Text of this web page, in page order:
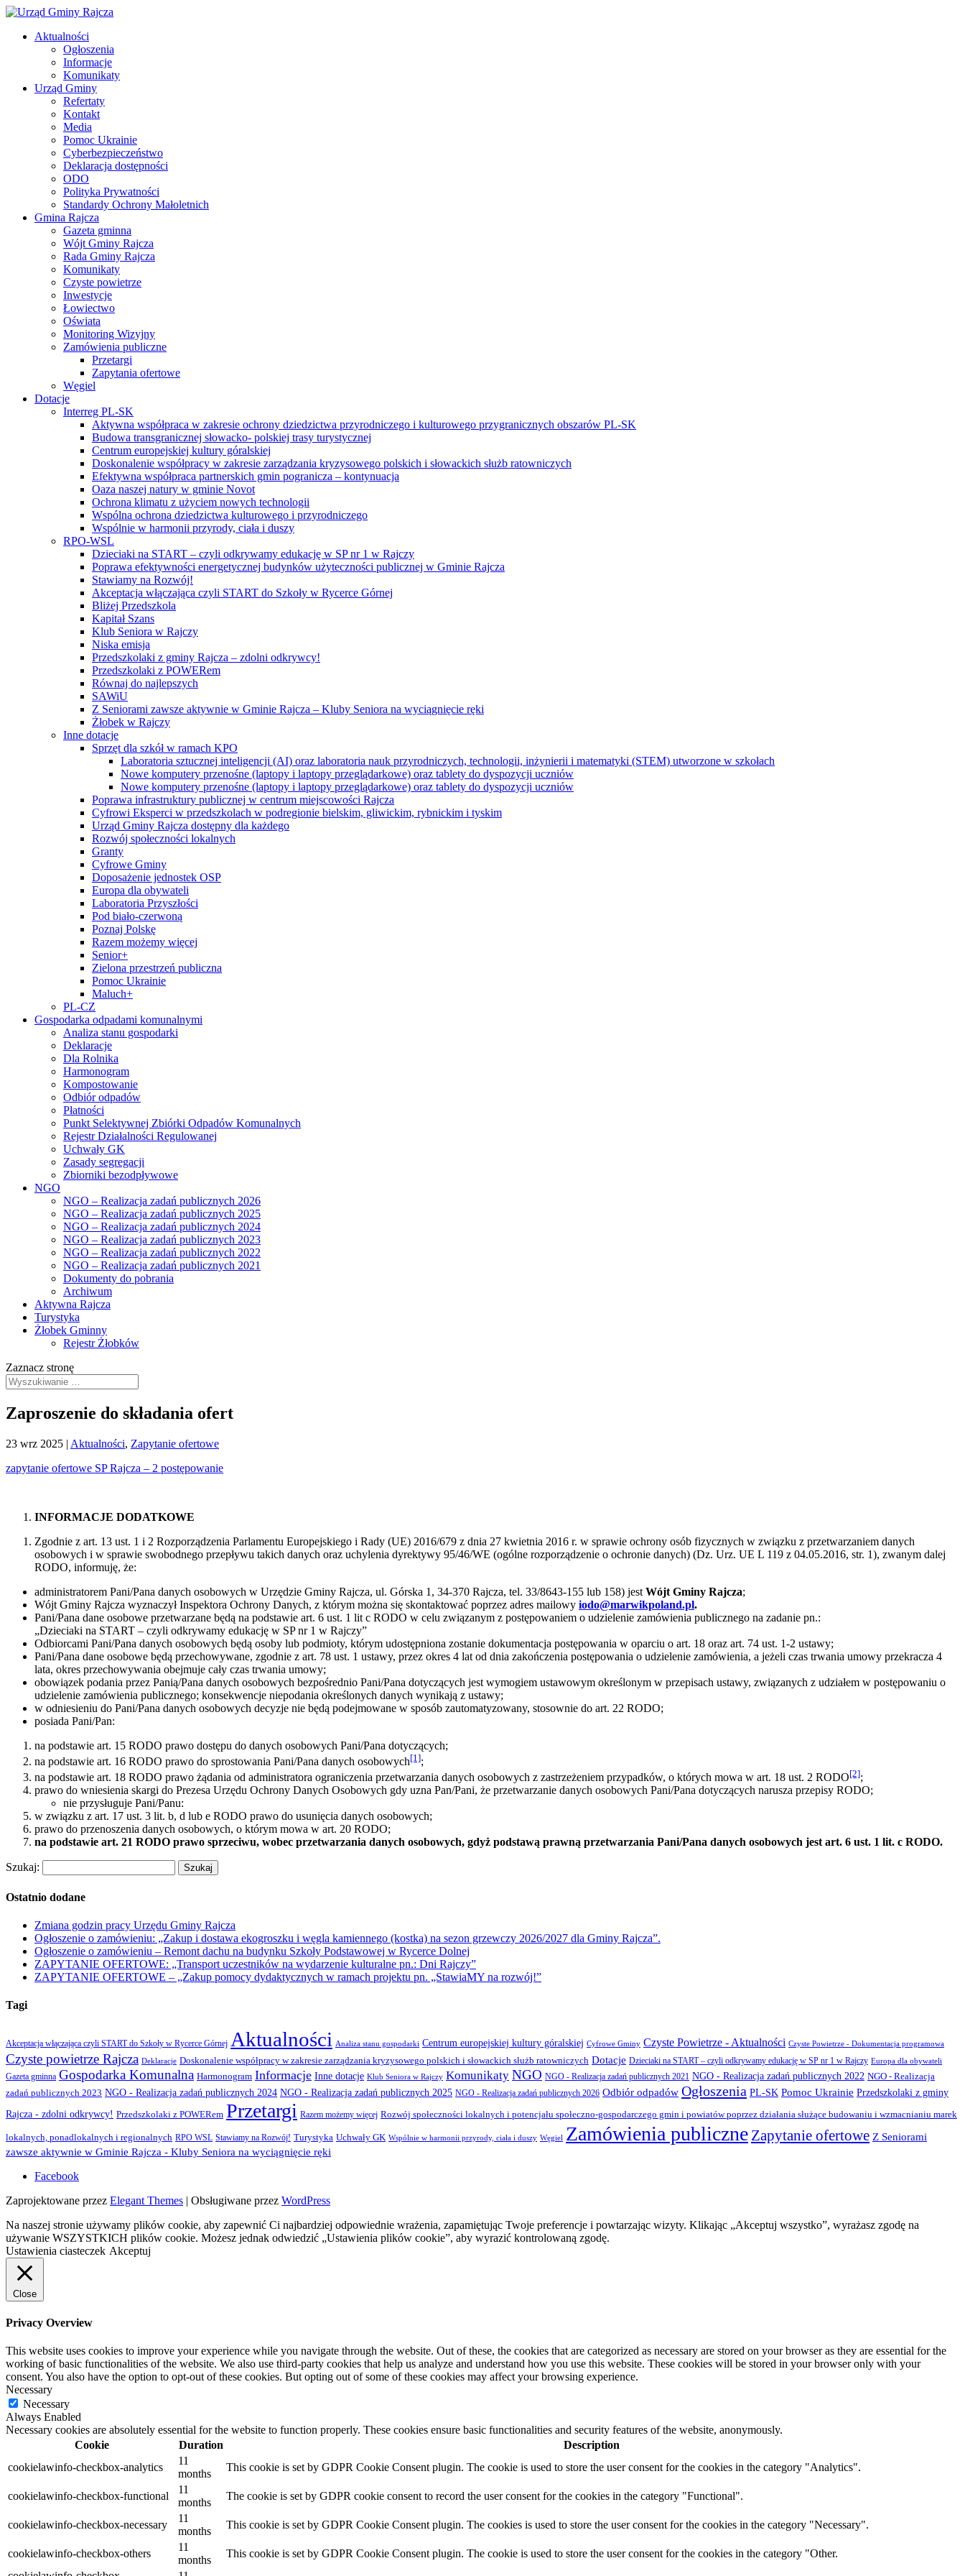
Aktualności
Ogłoszenia
Informacje
Komunikaty
Urząd Gminy
Refertaty
Kontakt
Media
Pomoc Ukrainie
Cyberbezpieczeństwo
Deklaracja dostępności
ODO
Polityka Prywatności
Standardy Ochrony Małoletnich
Gmina Rajcza
Gazeta gminna
Wójt Gminy Rajcza
Rada Gminy Rajcza
Komunikaty
Czyste powietrze
Inwestycje
Łowiectwo
Oświata
Monitoring Wizyjny
Zamówienia publiczne
Przetargi
Zapytania ofertowe
Węgiel
Dotacje
Interreg PL-SK
Aktywna współpraca w zakresie ochrony dziedzictwa przyrodniczego i kulturowego przygranicznych obszarów PL-SK
Budowa transgranicznej słowacko- polskiej trasy turystycznej
Centrum europejskiej kultury góralskiej
Doskonalenie współpracy w zakresie zarządzania kryzysowego polskich i słowackich służb ratowniczych
Efektywna współpraca partnerskich gmin pogranicza – kontynuacja
Oaza naszej natury w gminie Novot
Ochrona klimatu z użyciem nowych technologii
Wspólna ochrona dziedzictwa kulturowego i przyrodniczego
Wspólnie w harmonii przyrody, ciała i duszy
RPO-WSL
Dzieciaki na START – czyli odkrywamy edukację w SP nr 1 w Rajczy
Poprawa efektywności energetycznej budynków użyteczności publicznej w Gminie Rajcza
Stawiamy na Rozwój!
Akceptacja włączająca czyli START do Szkoły w Rycerce Górnej
Bliżej Przedszkola
Kapitał Szans
Klub Seniora w Rajczy
Niska emisja
Przedszkolaki z gminy Rajcza – zdolni odkrywcy!
Przedszkolaki z POWERem
Równaj do najlepszych
SAWiU
Z Seniorami zawsze aktywnie w Gminie Rajcza – Kluby Seniora na wyciągnięcie ręki
Żłobek w Rajczy
Inne dotacje
Sprzęt dla szkół w ramach KPO
Laboratoria sztucznej inteligencji (AI) oraz laboratoria nauk przyrodniczych, technologii, inżynierii i matematyki (STEM) utworzone w szkołach
Nowe komputery przenośne (laptopy i laptopy przeglądarkowe) oraz tablety do dyspozycji uczniów
Nowe komputery przenośne (laptopy i laptopy przeglądarkowe) oraz tablety do dyspozycji uczniów
Poprawa infrastruktury publicznej w centrum miejscowości Rajcza
Cyfrowi Eksperci w przedszkolach w podregionie bielskim, gliwickim, rybnickim i tyskim
Urząd Gminy Rajcza dostępny dla każdego
Rozwój społeczności lokalnych
Granty
Cyfrowe Gminy
Doposażenie jednostek OSP
Europa dla obywateli
Laboratoria Przyszłości
Pod biało-czerwoną
Poznaj Polskę
Razem możemy więcej
Senior+
Zielona przestrzeń publiczna
Pomoc Ukrainie
Maluch+
PL-CZ
Gospodarka odpadami komunalnymi
Analiza stanu gospodarki
Deklaracje
Dla Rolnika
Harmonogram
Kompostowanie
Odbiór odpadów
Płatności
Punkt Selektywnej Zbiórki Odpadów Komunalnych
Rejestr Działalności Regulowanej
Uchwały GK
Zasady segregacji
Zbiorniki bezodpływowe
NGO
NGO – Realizacja zadań publicznych 2026
NGO – Realizacja zadań publicznych 2025
NGO – Realizacja zadań publicznych 2024
NGO – Realizacja zadań publicznych 2023
NGO – Realizacja zadań publicznych 2022
NGO – Realizacja zadań publicznych 2021
Dokumenty do pobrania
Archiwum
Aktywna Rajcza
Turystyka
Żłobek Gminny
Rejestr Żłobków
Zaznacz stronę
Zaproszenie do składania ofert
23 wrz 2025 | Aktualności, Zapytanie ofertowe
zapytanie ofertowe SP Rajcza – 2 postępowanie
INFORMACJE DODATKOWE
Zgodnie z art. 13 ust. 1 i 2 Rozporządzenia Parlamentu Europejskiego i Rady (UE) 2016/679 z dnia 27 kwietnia 2016 r. w sprawie ochrony osób fizycznych w związku z przetwarzaniem danych
osobowych i w sprawie swobodnego przepływu takich danych oraz uchylenia dyrektywy 95/46/WE (ogólne rozporządzenie o ochronie danych) (Dz. Urz. UE L 119 z 04.05.2016, str. 1), zwanym dalej
RODO, informuję, że:
administratorem Pani/Pana danych osobowych w Urzędzie Gminy Rajcza, ul. Górska 1, 34-370 Rajcza, tel. 33/8643-155 lub 158) jest Wójt Gminy Rajcza;
Wójt Gminy Rajcza wyznaczył Inspektora Ochrony Danych, z którym można się skontaktować poprzez adres mailowy iodo@marwikpoland.pl.
Pani/Pana dane osobowe przetwarzane będą na podstawie art. 6 ust. 1 lit c RODO w celu związanym z postępowaniem o udzielenie zamówienia publicznego na zadanie pn.:
„Dzieciaki na START – czyli odkrywamy edukację w SP nr 1 w Rajczy”
Odbiorcami Pani/Pana danych osobowych będą osoby lub podmioty, którym udostępniona zostanie dokumentacja postępowania w oparciu o art. 18 oraz art. 74 ust. 1-2 ustawy;
Pani/Pana dane osobowe będą przechowywane, zgodnie z art. 78 ust. 1 ustawy, przez okres 4 lat od dnia zakończenia postępowania o udzielenie zamówienia, a jeżeli czas trwania umowy przekracza 4
lata, okres przechowywania obejmuje cały czas trwania umowy;
obowiązek podania przez Panią/Pana danych osobowych bezpośrednio Pani/Pana dotyczących jest wymogiem ustawowym określonym w przepisach ustawy, związanych z udziałem w postępowaniu o
udzielenie zamówienia publicznego; konsekwencje niepodania określonych danych wynikają z ustawy;
w odniesieniu do Pani/Pana danych osobowych decyzje nie będą podejmowane w sposób zautomatyzowany, stosownie do art. 22 RODO;
posiada Pani/Pan:
na podstawie art. 15 RODO prawo dostępu do danych osobowych Pani/Pana dotyczących;
na podstawie art. 16 RODO prawo do sprostowania Pani/Pana danych osobowych[1];
na podstawie art. 18 RODO prawo żądania od administratora ograniczenia przetwarzania danych osobowych z zastrzeżeniem przypadków, o których mowa w art. 18 ust. 2 RODO[2];
prawo do wniesienia skargi do Prezesa Urzędu Ochrony Danych Osobowych gdy uzna Pan/Pani, że przetwarzanie danych osobowych Pani/Pana dotyczących narusza przepisy RODO;
nie przysługuje Pani/Panu:
w związku z art. 17 ust. 3 lit. b, d lub e RODO prawo do usunięcia danych osobowych;
prawo do przenoszenia danych osobowych, o którym mowa w art. 20 RODO;
na podstawie art. 21 RODO prawo sprzeciwu, wobec przetwarzania danych osobowych, gdyż podstawą prawną przetwarzania Pani/Pana danych osobowych jest art. 6 ust. 1 lit. c RODO.
Szukaj:
Ostatnio dodane
Zmiana godzin pracy Urzędu Gminy Rajcza
Ogłoszenie o zamówieniu: „Zakup i dostawa ekogroszku i węgla kamiennego (kostka) na sezon grzewczy 2026/2027 dla Gminy Rajcza”.
Ogłoszenie o zamówieniu – Remont dachu na budynku Szkoły Podstawowej w Rycerce Dolnej
ZAPYTANIE OFERTOWE: „Transport uczestników na wydarzenie kulturalne pn.: Dni Rajczy”
ZAPYTANIE OFERTOWE – „Zakup pomocy dydaktycznych w ramach projektu pn. „StawiaMY na rozwój!”
Tagi
Akceptacja włączająca czyli START do Szkoły w Rycerce Górnej Aktualności Analiza stanu gospodarki Centrum europejskiej kultury góralskiej Cyfrowe Gminy Czyste Powietrze - Aktualności Czyste Powietrze - Dokumentacja programowa
Czyste powietrze Rajcza Deklaracje Doskonalenie współpracy w zakresie zarządzania kryzysowego polskich i słowackich służb ratowniczych Dotacje Dzieciaki na START – czyli odkrywamy edukację w SP nr 1 w Rajczy Europa dla obywateli
Gazeta gminna Gospodarka Komunalna Harmonogram Informacje Inne dotacje Klub Seniora w Rajczy Komunikaty NGO NGO - Realizacja zadań publicznych 2021 NGO - Realizacja zadań publicznych 2022 NGO - Realizacja
zadań publicznych 2023 NGO - Realizacja zadań publicznych 2024 NGO - Realizacja zadań publicznych 2025 NGO - Realizacja zadań publicznych 2026 Odbiór odpadów Ogłoszenia PL-SK Pomoc Ukrainie Przedszkolaki z gminy
Rajcza - zdolni odkrywcy! Przedszkolaki z POWERem Przetargi Razem możemy więcej Rozwój społeczności lokalnych i potencjału społeczno-gospodarczego gmin i powiatów poprzez działania służące budowaniu i wzmacnianiu marek
lokalnych, ponadlokalnych i regionalnych RPO WSL Stawiamy na Rozwój! Turystyka Uchwały GK Wspólnie w harmonii przyrody, ciała i duszy Węgiel Zamówienia publiczne Zapytanie ofertowe Z Seniorami
zawsze aktywnie w Gminie Rajcza - Kluby Seniora na wyciągnięcie ręki
Facebook
Zaprojektowane przez Elegant Themes | Obsługiwane przez WordPress
Na naszej stronie używamy plików cookie, aby zapewnić Ci najbardziej odpowiednie wrażenia, zapamiętując Twoje preferencje i powtarzając wizyty. Klikając „Akceptuj wszystko”, wyrażasz zgodę na
używanie WSZYSTKICH plików cookie. Możesz jednak odwiedzić „Ustawienia plików cookie”, aby wyrazić kontrolowaną zgodę.
Ustawienia ciasteczek Akceptuj
Close
Privacy Overview
This website uses cookies to improve your experience while you navigate through the website. Out of these, the cookies that are categorized as necessary are stored on your browser as they are essential for the
working of basic functionalities of the website. We also use third-party cookies that help us analyze and understand how you use this website. These cookies will be stored in your browser only with your
consent. You also have the option to opt-out of these cookies. But opting out of some of these cookies may affect your browsing experience.
Necessary
Necessary
Always Enabled
Necessary cookies are absolutely essential for the website to function properly. These cookies ensure basic functionalities and security features of the website, anonymously.
Cookie
Duration
Description
cookielawinfo-checkbox-analytics
11
months
This cookie is set by GDPR Cookie Consent plugin. The cookie is used to store the user consent for the cookies in the category "Analytics".
cookielawinfo-checkbox-functional
11
months
The cookie is set by GDPR cookie consent to record the user consent for the cookies in the category "Functional".
cookielawinfo-checkbox-necessary
11
months
This cookie is set by GDPR Cookie Consent plugin. The cookies is used to store the user consent for the cookies in the category "Necessary".
cookielawinfo-checkbox-others
11
months
This cookie is set by GDPR Cookie Consent plugin. The cookie is used to store the user consent for the cookies in the category "Other.